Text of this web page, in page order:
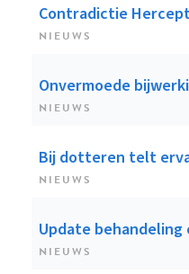
Contradictie
NIEUWS
Onvermoede
NIEUWS
Bij dotteren telt
NIEUWS
Update
NIEUWS